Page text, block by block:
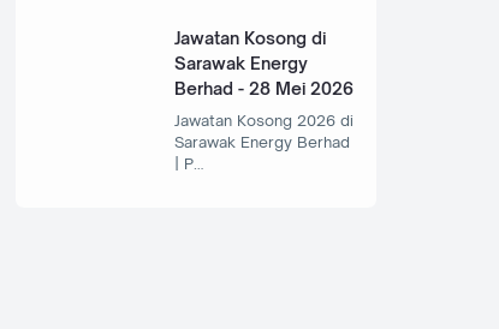
Jawatan Kosong di
Sarawak Energy
Berhad - 28 Mei 2026
Jawatan Kosong 2026 di
Sarawak Energy Berhad
| P…